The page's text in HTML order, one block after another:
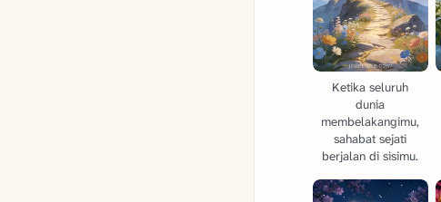
Ketika seluruh
dunia
membelakangimu,
sahabat sejati
berjalan di sisimu.